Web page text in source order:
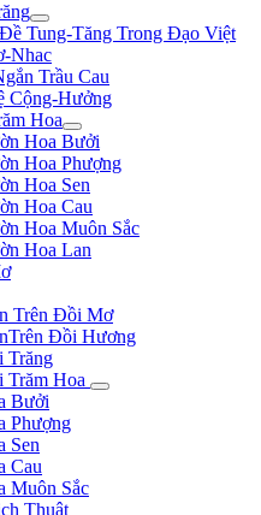
Tung-Tăng Trong Đạo Việt
Nhac
Trầu Cau
Cộng-Hưởng
Hoa
Hoa Bưởi
Hoa Phượng
Hoa Sen
Hoa Cau
Hoa Muôn Sắc
Hoa Lan
Trên Đồi Mơ
Đồi Hương
Trăng
Trăm Hoa
Bưởi
Phượng
Sen
Cau
Muôn Sắc
Thuật